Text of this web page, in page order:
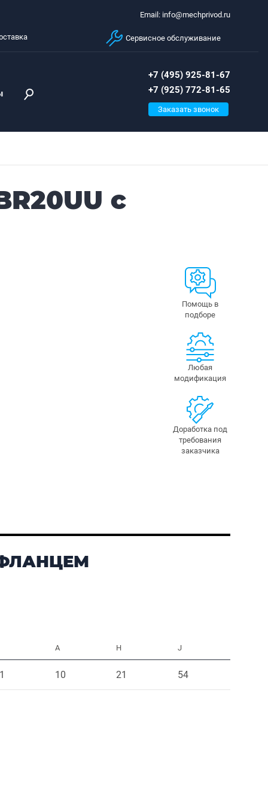
Email: info@mechprivod.ru
Сервисное обслуживание
+7 (495) 925-81-67
+7 (925) 772-81-65
Заказать звонок
с
Помощь в
подборе
Любая
модификация
Доработка под
требования
заказчика
A H J
10 21 54